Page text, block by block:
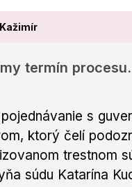
termín procesu.
s
ktorý čelí
trestnom
súdu Katarína